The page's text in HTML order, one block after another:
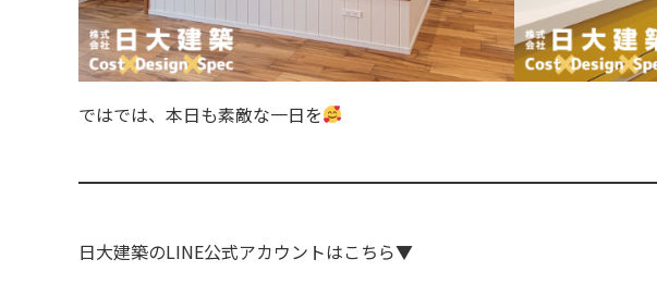
ではでは、本日も素敵な一日を
日大建築のLINE公式アカウントはこちら▼